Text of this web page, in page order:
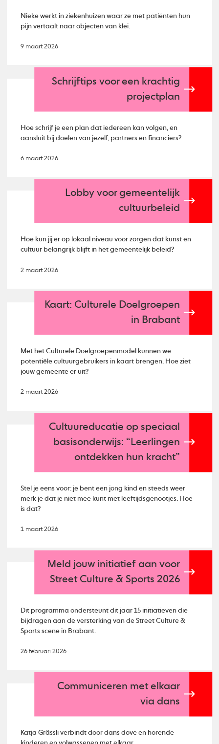
Nieke werkt in ziekenhuizen waar ze met patiënten hun
pijn vertaalt naar objecten van klei.
9 maart 2026
Schrijftips voor een krachtig
projectplan
Hoe schrijf je een plan dat iedereen kan volgen, en
aansluit bij doelen van jezelf, partners en financiers?
6 maart 2026
Lobby voor gemeentelijk
cultuurbeleid
Hoe kun jij er op lokaal niveau voor zorgen dat kunst en
cultuur belangrijk blijft in het gemeentelijk beleid?
2 maart 2026
Kaart: Culturele Doelgroepen
in Brabant
Met het Culturele Doelgroepenmodel kunnen we
potentiële cultuurgebruikers in kaart brengen. Hoe ziet
jouw gemeente er uit?
2 maart 2026
Cultuureducatie op speciaal
basisonderwijs: “Leerlingen
ontdekken hun kracht”
Stel je eens voor: je bent een jong kind en steeds weer
merk je dat je niet mee kunt met leeftijdsgenootjes. Hoe
is dat?
1 maart 2026
Meld jouw initiatief aan voor
Street Culture & Sports 2026
Dit programma ondersteunt dit jaar 15 initiatieven die
bijdragen aan de versterking van de Street Culture &
Sports scene in Brabant.
26 februari 2026
Communiceren met elkaar
via dans
Katja Grässli verbindt door dans dove en horende